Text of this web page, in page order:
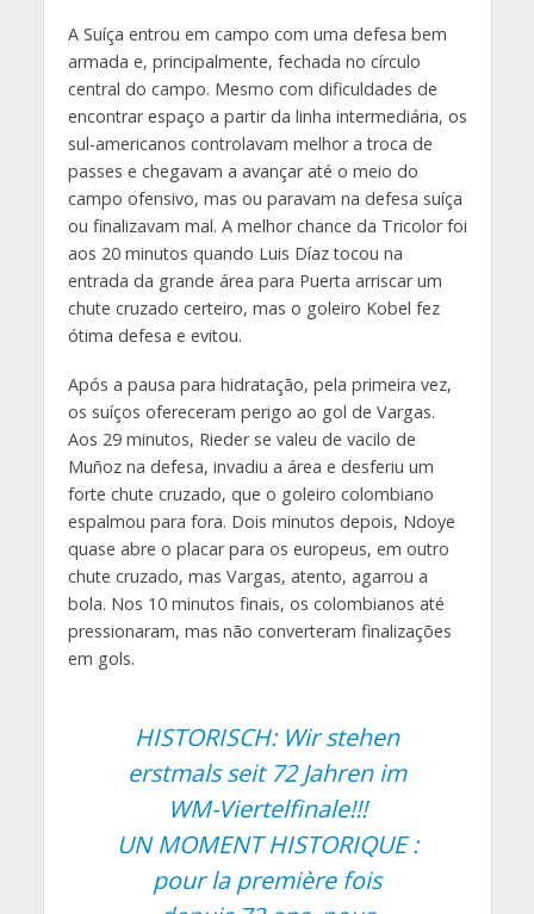
A Suíça entrou em campo com uma defesa bem
armada e, principalmente, fechada no círculo
central do campo. Mesmo com dificuldades de
encontrar espaço a partir da linha intermediária, os
sul-americanos controlavam melhor a troca de
passes e chegavam a avançar até o meio do
campo ofensivo, mas ou paravam na defesa suíça
ou finalizavam mal. A melhor chance da Tricolor foi
aos 20 minutos quando Luis Díaz tocou na
entrada da grande área para Puerta arriscar um
chute cruzado certeiro, mas o goleiro Kobel fez
ótima defesa e evitou.
Após a pausa para hidratação, pela primeira vez,
os suíços ofereceram perigo ao gol de Vargas.
Aos 29 minutos, Rieder se valeu de vacilo de
Muñoz na defesa, invadiu a área e desferiu um
forte chute cruzado, que o goleiro colombiano
espalmou para fora. Dois minutos depois, Ndoye
quase abre o placar para os europeus, em outro
chute cruzado, mas Vargas, atento, agarrou a
bola. Nos 10 minutos finais, os colombianos até
pressionaram, mas não converteram finalizações
em gols.
HISTORISCH: Wir stehen
erstmals seit 72 Jahren im
WM-Viertelfinale!!!
UN MOMENT HISTORIQUE :
pour la première fois